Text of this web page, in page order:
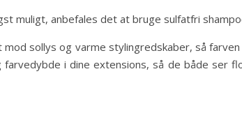
muligt, anbefales det at bruge sulfatfri
sollys og varme stylingredskaber, så
i dine extensions, så de både